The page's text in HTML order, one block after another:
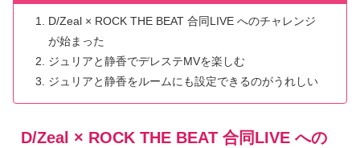
D/Zeal × ROCK THE BEAT 合同LIVE へのチャレンジ
が始まった
ジュリアと静香でデレステMVを楽しむ
ジュリアと静香をルームにも設定できるのがうれしい
D/Zeal × ROCK THE BEAT 合同LIVE への